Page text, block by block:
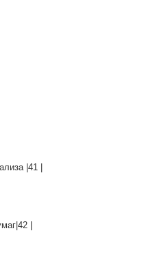
|41 |
|